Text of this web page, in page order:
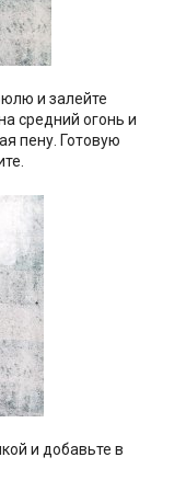
и залейте
средний огонь и
пену. Готовую
и добавьте в